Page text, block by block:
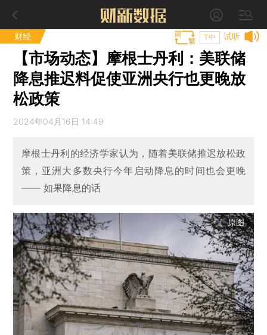
财经 试听
T中
【市场动态】摩根士丹利：美联储
降息推迟料促使亚洲央行也更晚放
松政策
2024年04月16日 14:49
摩根士丹利的经济学家认为，随着美联储推迟放松政
策，亚洲大多数央行今年启动降息的时间也会更晚
—— 如果降息的话
原图